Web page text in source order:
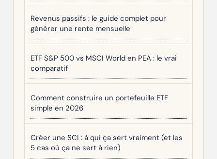
Revenus passifs : le guide complet pour
générer une rente mensuelle
ETF S&P 500 vs MSCI World en PEA : le vrai
comparatif
Comment construire un portefeuille ETF
simple en 2026
Créer une SCI : à qui ça sert vraiment (et les
5 cas où ça ne sert à rien)